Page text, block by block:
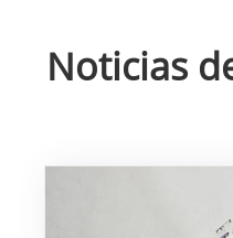
Noticias